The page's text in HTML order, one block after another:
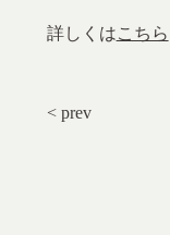
詳しくはこちら
< prev